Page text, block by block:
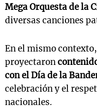
Mega Orquesta de la
diversas canciones
En el mismo
proyectaron
con el Día de la
celebración y el
nacionales.